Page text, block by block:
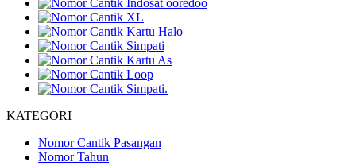
KATEGORI
Nomor Cantik Pasangan
Nomor Tahun